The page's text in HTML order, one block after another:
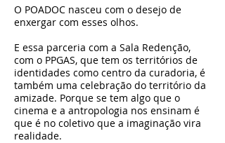
O POADOC nasceu com o desejo de
enxergar com esses olhos.
E essa parceria com a Sala Redenção,
com o PPGAS, que tem os territórios de
identidades como centro da curadoria, é
também uma celebração do território da
amizade. Porque se tem algo que o
cinema e a antropologia nos ensinam é
que é no coletivo que a imaginação vira
realidade.